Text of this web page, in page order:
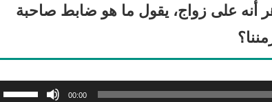
أنه على زواج، يقول ما هو ضابط صاحبة
00:00